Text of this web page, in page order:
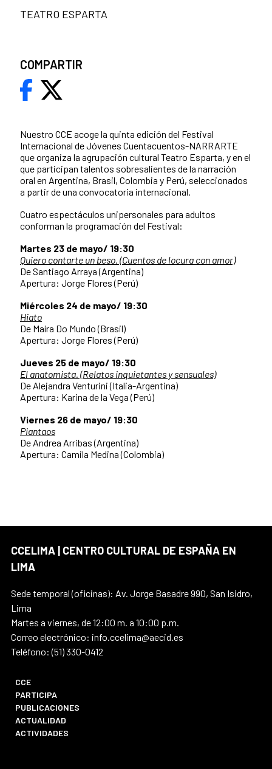
Nuestro CCE acoge la quinta edición del Festival
Internacional de Jóvenes Cuentacuentos-NARRARTE
que organiza la agrupación cultural Teatro Esparta, y en el
que participan talentos sobresalientes de la narración
oral en Argentina, Brasil, Colombia y Perú, seleccionados
a partir de una convocatoria internacional.
Cuatro espectáculos unipersonales para adultos
conforman la programación del Festival:
Martes 23 de mayo/ 19:30
Quiero contarte un beso. (Cuentos de locura con amor)
De Santiago Arraya (Argentina)
Apertura: Jorge Flores (Perú)
Miércoles 24 de mayo/ 19:30
Hiato
De Maíra Do Mundo (Brasil)
Apertura: Jorge Flores (Perú)
Jueves 25 de mayo/ 19:30
El anatomista. (Relatos inquietantes y sensuales)
De Alejandra Venturini (Italia-Argentina)
Apertura: Karina de la Vega (Perú)
Viernes 26 de mayo/ 19:30
Piantaos
De Andrea Arribas (Argentina)
Apertura: Camila Medina (Colombia)
TEATRO ESPARTA
COMPARTIR
CCELIMA | CENTRO CULTURAL DE ESPAÑA EN
LIMA
Sede temporal (oficinas): Av. Jorge Basadre 990, San Isidro,
Lima
Martes a viernes, de 12:00 m. a 10:00 p.m.
Correo electrónico: info.ccelima@aecid.es
Teléfono: (51) 330-0412
CCE
PARTICIPA
PUBLICACIONES
ACTUALIDAD
ACTIVIDADES